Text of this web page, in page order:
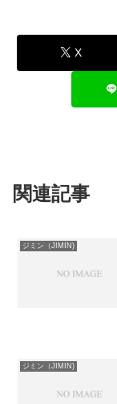
X
関連記事
ジミン（JIMIN)
ジミン（JIMIN)